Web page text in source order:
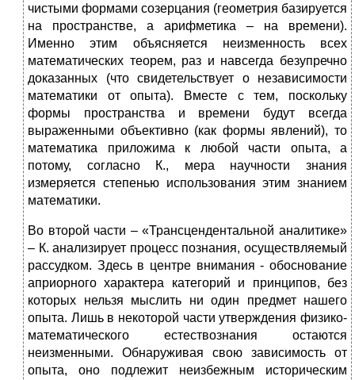
чистыми формами созерцания (геометрия базируется
на пространстве, а арифметика – на времени).
Именно этим объясняется неизменность всех
математических теорем, раз и навсегда безупречно
доказанных (что свидетельствует о независимости
математики от опыта). Вместе с тем, поскольку
формы пространства и времени будут всегда
выраженными объективно (как формы явлений), то
математика приложима к любой части опыта, а
потому, согласно К., мера научности знания
измеряется степенью использования этим знанием
математики.
Во второй части – «Трансцендентальной аналитике»
– К. анализирует процесс познания, осуществляемый
рассудком. Здесь в центре внимания - обоснование
априорного характера категорий и принципов, без
которых нельзя мыслить ни один предмет нашего
опыта. Лишь в некоторой части утверждения физико-
математического естествознания остаются
неизменными. Обнаруживая свою зависимость от
опыта, оно подлежит неизбежным историческим